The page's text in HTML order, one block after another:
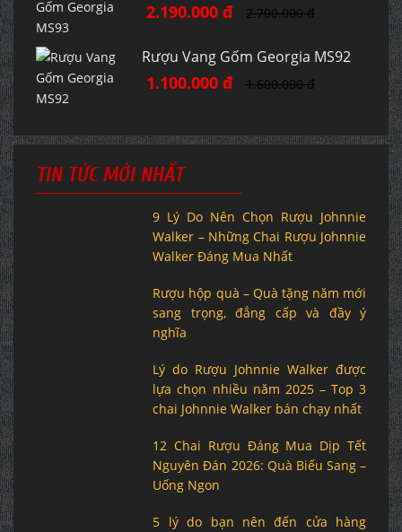
2.190.000 đ 2.700.000 đ
Rượu Vang Gốm Georgia MS92
1.100.000 đ 1.600.000 đ
TIN TỨC MỚI NHẤT
9 Lý Do Nên Chọn Rượu Johnnie
Walker – Những Chai Rượu Johnnie
Walker Đáng Mua Nhất
Rượu hộp quà – Quà tặng năm mới
sang trọng, đẳng cấp và đầy ý
nghĩa
Lý do Rượu Johnnie Walker được
lựa chọn nhiều năm 2025 – Top 3
chai Johnnie Walker bán chạy nhất
12 Chai Rượu Đáng Mua Dịp Tết
Nguyên Đán 2026: Quà Biếu Sang –
Uống Ngon
5 lý do bạn nên đến cửa hàng